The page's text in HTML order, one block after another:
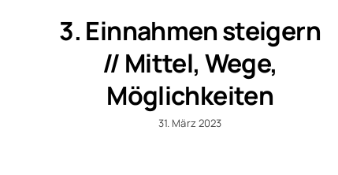
3. Einnahmen steigern
// Mittel, Wege,
Möglichkeiten
31. März 2023